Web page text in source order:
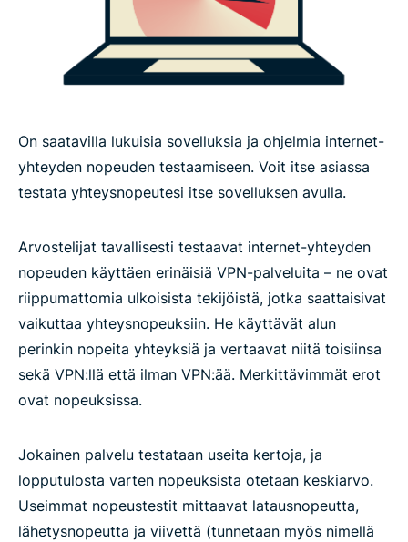
Mitä fanit sanovat ExpressVPN:stä
On saatavilla lukuisia sovelluksia ja ohjelmia internet-
yhteyden nopeuden testaamiseen. Voit itse asiassa
testata yhteysnopeutesi itse sovelluksen avulla.
Arvostelijat tavallisesti testaavat internet-yhteyden
nopeuden käyttäen erinäisiä VPN-palveluita – ne ovat
riippumattomia ulkoisista tekijöistä, jotka saattaisivat
vaikuttaa yhteysnopeuksiin. He käyttävät alun
perinkin nopeita yhteyksiä ja vertaavat niitä toisiinsa
sekä VPN:llä että ilman VPN:ää. Merkittävimmät erot
ovat nopeuksissa.
Jokainen palvelu testataan useita kertoja, ja
lopputulosta varten nopeuksista otetaan keskiarvo.
Useimmat nopeustestit mittaavat latausnopeutta,
lähetysnopeutta ja viivettä (tunnetaan myös nimellä